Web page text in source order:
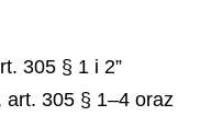
305 § 1 i 2”
art. 305 § 1–4 oraz